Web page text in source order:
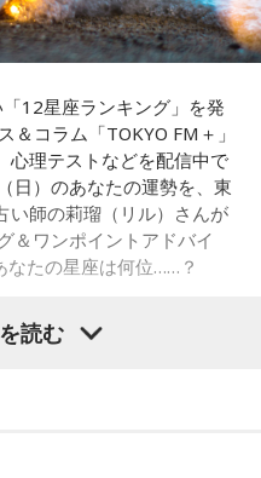
が広がっていくような運気
コミュニケーションをとっ
す。今日は部屋の片付けを
回りの整理を心掛けて過
の人も忙しさが目立ちそう
12星座ランキング」を発
コラム「TOKYO FM＋」
心理テストなどを配信中で
日）のあなたの運勢を、東
い師の莉瑠（リル）さんが
＆ワンポイントアドバイ
なたの星座は何位……？
読む